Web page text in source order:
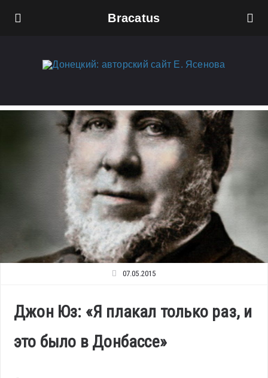
Bracatus
07.05.2015
Джон Юз: «Я плакал только раз, и
это было в Донбассе»